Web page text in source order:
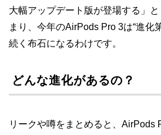
大幅アップデート版が登場する」
まり、今年のAirPods Pro 3は“進化
続く布石になるわけです。
どんな進化があるの？
リークや噂をまとめると、AirPods